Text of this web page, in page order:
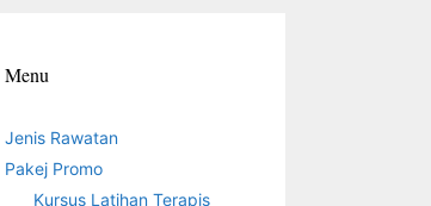
Menu
Jenis Rawatan
Pakej Promo
Kursus Latihan Terapis